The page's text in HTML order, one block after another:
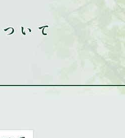
いて